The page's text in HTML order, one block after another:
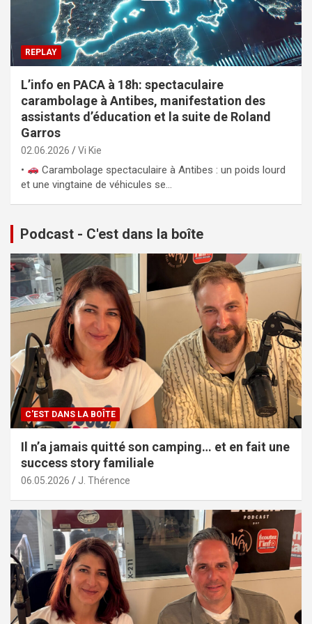
REPLAY
L’info en PACA à 18h: spectaculaire
carambolage à Antibes, manifestation des
assistants d’éducation et la suite de Roland
Garros
02.06.2026 Vi Kie
•
Carambolage spectaculaire à Antibes : un poids lourd
et une vingtaine de véhicules se…
Podcast - C'est dans la boîte
C'EST DANS LA BOÎTE
Il n’a jamais quitté son camping… et en fait une
success story familiale
06.05.2026 J. Thérence